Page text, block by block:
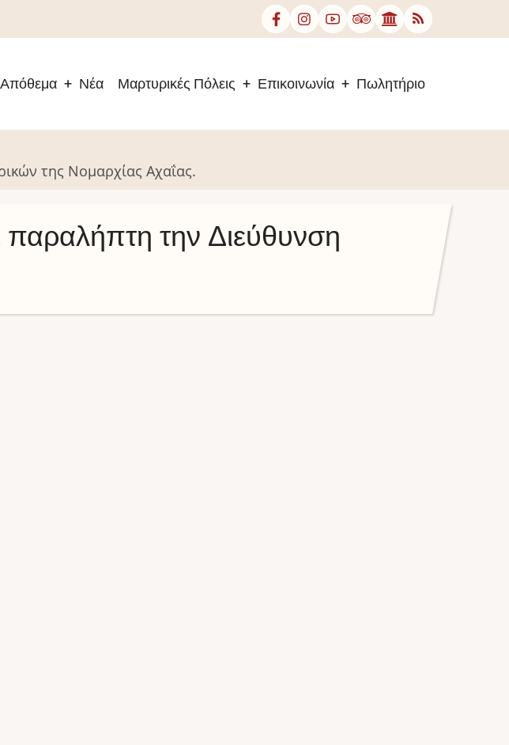
Νέα Μαρτυρικές Πόλεις Επικοινωνία Πωλητήριο
της Νομαρχίας Αχαΐας.
την Διεύθυνση